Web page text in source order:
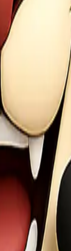
atau
rentan. Ini
finansial
khusus untuk
kerusakan
dengan